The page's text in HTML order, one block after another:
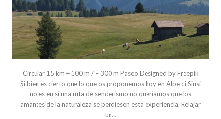
Circular 15 km + 300 m / – 300 m Paseo Designed by Freepik
Si bien es cierto que lo que os proponemos hoy en Alpe di Siusi
no es en sí una ruta de senderismo no queríamos que los
amantes de la naturaleza se perdiesen esta experiencia. Relajar
un…